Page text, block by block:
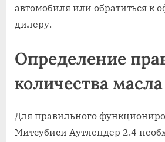
автомобиля или обратиться к
дилеру.
Определение
количества масла
Для правильного
Митсубиси Аутлендер 2.4